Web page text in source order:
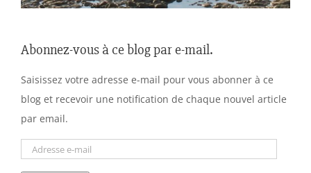
Abonnez-vous à ce blog par e-mail.
Saisissez votre adresse e-mail pour vous abonner à ce
blog et recevoir une notification de chaque nouvel article
par email.
Adresse